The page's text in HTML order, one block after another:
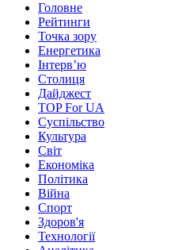
Головне
Рейтинги
Точка зору
Енергетика
Інтерв’ю
Столиця
Дайджест
TOP For UA
Суспiльство
Культура
Світ
Економіка
Політика
Війна
Спорт
Здоров'я
Технології